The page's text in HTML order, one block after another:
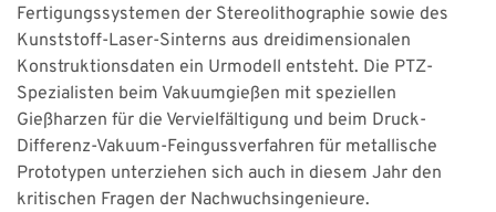
Fertigungssystemen der Stereolithographie sowie des
Kunststoff-Laser-Sinterns aus dreidimensionalen
Konstruktionsdaten ein Urmodell entsteht. Die PTZ-
Spezialisten beim Vakuumgießen mit speziellen
Gießharzen für die Vervielfältigung und beim Druck-
Differenz-Vakuum-Feingussverfahren für metallische
Prototypen unterziehen sich auch in diesem Jahr den
kritischen Fragen der Nachwuchsingenieure.